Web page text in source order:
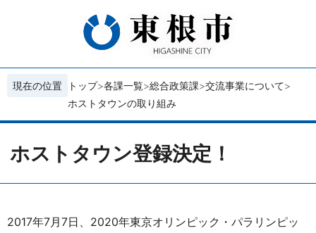
現在の位置 トップ 各課一覧 総合政策課 交流事業について
ホストタウンの取り組み
ホストタウン登録決定！
2017年7月7日、2020年東京オリンピック・パラリンピッ